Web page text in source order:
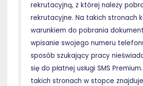
rekrutacyjną, z której należy
rekrutacyjne. Na takich stronach
warunkiem do pobrania
wpisanie swojego numeru
sposób szukający pracy
się do płatnej usługi SMS
takich stronach w stopce